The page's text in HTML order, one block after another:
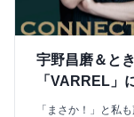
宇野昌磨＆と
「VARREL」
「まさか！」と私